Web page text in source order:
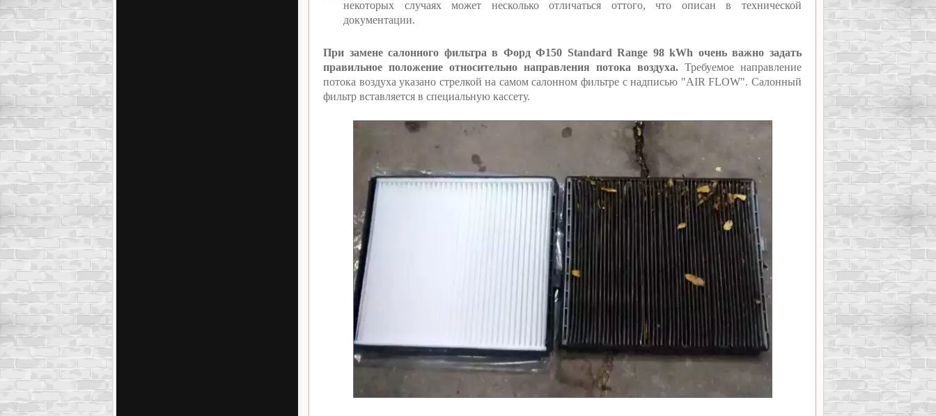
некоторых случаях может несколько отличаться оттого, что описан в технической
документации.
При замене салонного фильтра в Форд Ф150 Standard Range 98 kWh очень важно задать
правильное положение относительно направления потока воздуха. Требуемое направление
потока воздуха указано стрелкой на самом салонном фильтре с надписью "AIR FLOW". Салонный
фильтр вставляется в специальную кассету.